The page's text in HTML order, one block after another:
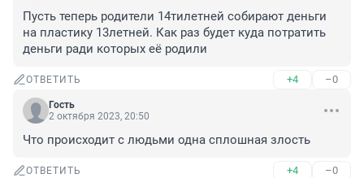
Пусть теперь родители 14тилетней собирают деньги
на пластику 13летней. Как раз будет куда потратить
деньги ради которых её родили
ОТВЕТИТЬ +4 –0
Гость
2 октября 2023, 20:50
Что происходит с людьми одна сплошная злость
ОТВЕТИТЬ +4 –0